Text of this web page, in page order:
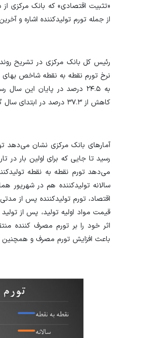
از جمله تورم تولیدکننده اشاره و
رئیس کل بانک مرکزی در تشریح
کاهش از ۳۷.۳ درصد در ابتدای سال گذشته به ۳۲.۶ درصد در پایان سال رسید.
رسید تا جایی که برای اولین بار در
اقتصاد، تورم تولیدکننده پس از
قیمت مواد اولیه تولید، پس از
اثر خود را بر تورم مصرف کننده
باعث افزایش تورم مصرف و